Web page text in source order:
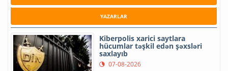
YAZARLAR
Kiberpolis xarici saytlara
hücumlar təşkil edən şəxsləri
saxlayıb
07-08-2026